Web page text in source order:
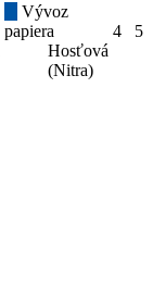
Vývoz
papiera
Hosťová
(Nitra)
4 5